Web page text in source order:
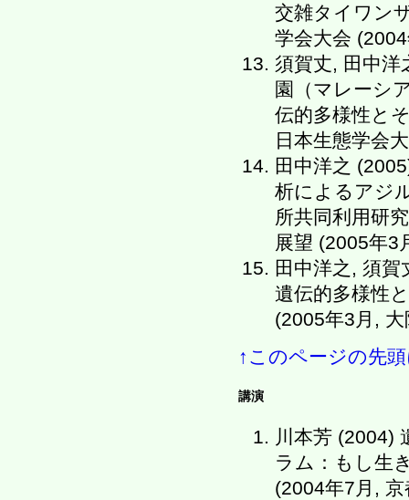
交雑タイワン
学会大会
須賀丈, 田中
園（マレーシ
伝的多様性と
日本生態学会
田中洋之
析によるアジ
所共同利用研
展望 (2005年3
田中洋之, 須
遺伝的多様性
(2005年3月,
↑このページの先
講演
川本芳 (2004)
ラム：もし生
(2004年7月, 京